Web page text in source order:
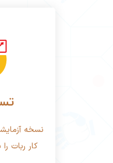
نسخه
کار ربات